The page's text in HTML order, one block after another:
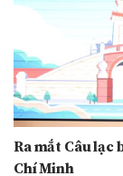
Ra mắt Câu lạc
Chí Minh